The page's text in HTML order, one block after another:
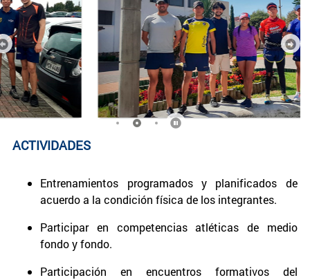
ACTIVIDADES
Entrenamientos programados y planificados de
acuerdo a la condición física de los integrantes.
Participar en competencias atléticas de medio
fondo y fondo.
Participación en encuentros formativos del